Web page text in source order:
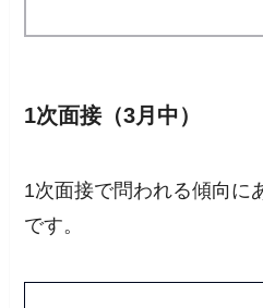
1次面接（3月中）
1次面接で問われる傾向に
です。